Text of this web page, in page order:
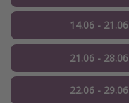
14.06 - 21.06
21.06 - 28.06
22.06 - 29.06